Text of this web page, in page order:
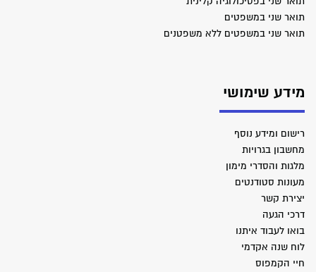
תואר שני במשפטים
תואר שני במשפטים ללא משפטנים
מידע שימושי
רישום ומידע נוסף
מחשבון בגרויות
מלגות והסדרי מימון
מעונות סטודנטים
יצירת קשר
דרכי הגעה
בואו לעבוד איתנו
לוח שנה אקדמי
חיי הקמפוס